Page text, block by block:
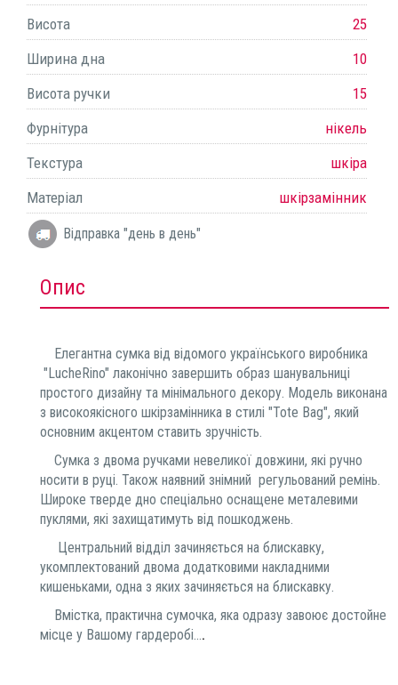
Висота
25
Ширина дна
10
Висота ручки
15
Фурнітура
нікель
Текстура
шкіра
Матеріал
шкірзамінник
Відправка "день в день"
Опис
Елегантна сумка від відомого українського виробника
"LucheRino" лаконічно завершить образ шанувальниці
простого дизайну та мінімального декору. Модель виконана
з високоякісного шкірзамінника в стилі "Tote Bag", який
основним акцентом ставить зручність.
Сумка з двома ручками невеликої довжини, які ручно
носити в руці. Також наявний знімний регульований ремінь.
Широке тверде дно спеціально оснащене металевими
пуклями, які захищатимуть від пошкоджень.
Центральний відділ зачиняється на блискавку,
укомплектований двома додатковими накладними
кишеньками, одна з яких зачиняється на блискавку.
Вмістка, практична сумочка, яка одразу завоює достойне
місце у Вашому гардеробі... .